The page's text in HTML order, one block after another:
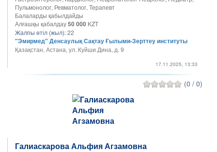
Пульмонолог, Ревматолог, Терапевт
Балаларды қабылдайды
Алғашқы қабалдау50 000 KZT
Жалпы өтіл (жыл):22
"Эмирмед" Денсаулық Сақтау Ғылыми-Зерттеу институты
Қазақстан, Астана, ул. Куйши Дина, д. 9
17.11.2025, 13:33
(0 / 0)
Галиаскарова Альфия Агзамовна